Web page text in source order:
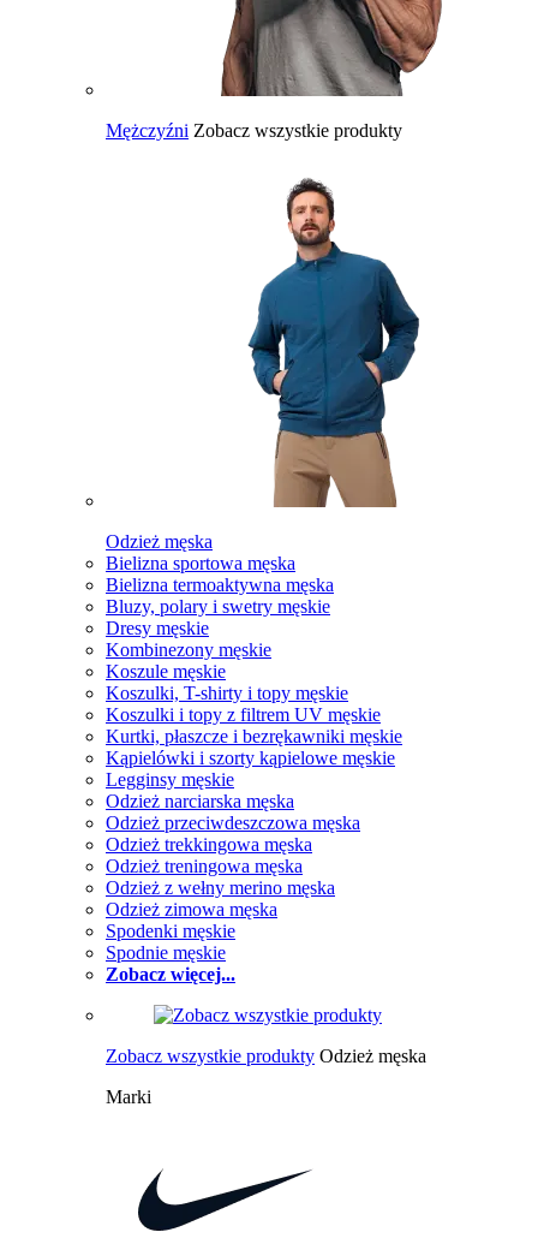
Mężczyźni Zobacz wszystkie produkty
Odzież męska
Bielizna sportowa męska
Bielizna termoaktywna męska
Bluzy, polary i swetry męskie
Dresy męskie
Kombinezony męskie
Koszule męskie
Koszulki, T-shirty i topy męskie
Koszulki i topy z filtrem UV męskie
Kurtki, płaszcze i bezrękawniki męskie
Kąpielówki i szorty kąpielowe męskie
Legginsy męskie
Odzież narciarska męska
Odzież przeciwdeszczowa męska
Odzież trekkingowa męska
Odzież treningowa męska
Odzież z wełny merino męska
Odzież zimowa męska
Spodenki męskie
Spodnie męskie
Zobacz więcej...
Zobacz wszystkie produkty Odzież męska
Marki